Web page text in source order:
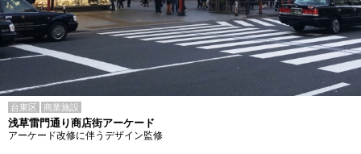
台東区 商業施設
浅草雷門通り商店街アーケード
アーケード改修に伴うデザイン監修